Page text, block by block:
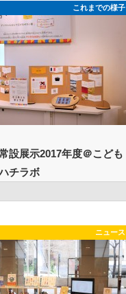
これまでの様子
設展示2017年度＠こども
チラボ
ニュース